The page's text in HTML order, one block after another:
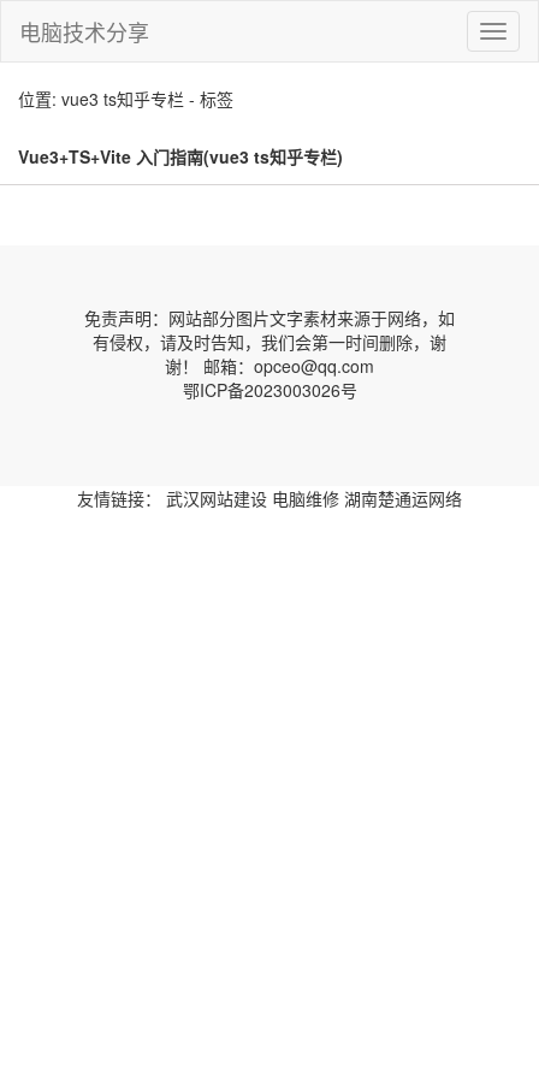
切
换
电脑技术分享
位置: vue3 ts知乎专栏 - 标签
Vue3+TS+Vite 入门指南(vue3 ts知乎专栏)
免责声明：网站部分图片文字素材来源于网络，如
有侵权，请及时告知，我们会第一时间删除，谢
谢！ 邮箱：opceo@qq.com
鄂ICP备2023003026号
友情链接： 武汉网站建设 电脑维修 湖南楚通运网络